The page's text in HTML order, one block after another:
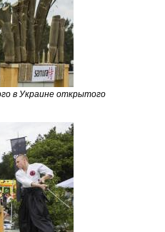
в Украине открытого